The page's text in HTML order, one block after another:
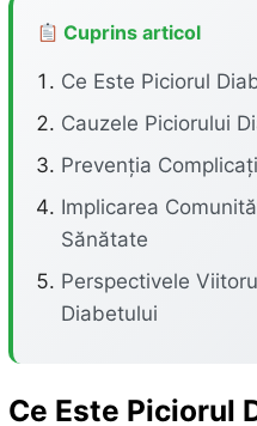
Cuprins articol
Ce Este Piciorul
Cauzele Piciorului
Prevenția
Implicarea
Sănătate
Perspectivele
Diabetului
Ce Este Piciorul